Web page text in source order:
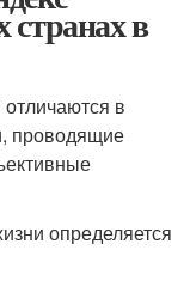
странах в
в
проводящие
определяется